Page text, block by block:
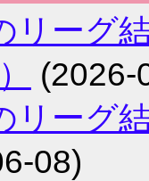
リーグ
(2026-
リーグ
08)